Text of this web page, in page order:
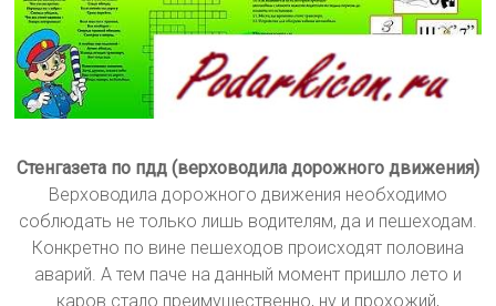
Стенгазета по пдд (верховодила дорожного движения)
Верховодила дорожного движения необходимо
соблюдать не только лишь водителям, да и пешеходам.
Конкретно по вине пешеходов происходят половина
аварий. А тем паче на данный момент пришло лето и
каров стало преимущественно, ну и прохожий,